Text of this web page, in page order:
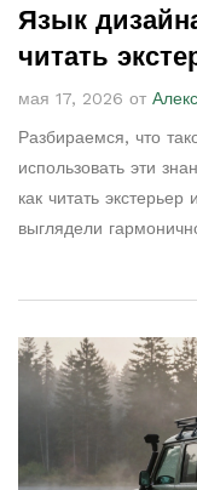
Язык
читать
идеального
мая 17, 2026 от
Разбираемся, что
использовать эти
как читать
выглядели